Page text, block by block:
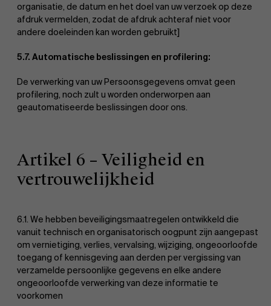
organisatie, de datum en het doel van uw verzoek op deze
afdruk vermelden, zodat de afdruk achteraf niet voor
andere doeleinden kan worden gebruikt]
5.7. Automatische beslissingen en profilering:
De verwerking van uw Persoonsgegevens omvat geen
profilering, noch zult u worden onderworpen aan
geautomatiseerde beslissingen door ons.
Artikel 6 – Veiligheid en
vertrouwelijkheid
6.1. We hebben beveiligingsmaatregelen ontwikkeld die
vanuit technisch en organisatorisch oogpunt zijn aangepast
om vernietiging, verlies, vervalsing, wijziging, ongeoorloofde
toegang of kennisgeving aan derden per vergissing van
verzamelde persoonlijke gegevens en elke andere
ongeoorloofde verwerking van deze informatie te
voorkomen